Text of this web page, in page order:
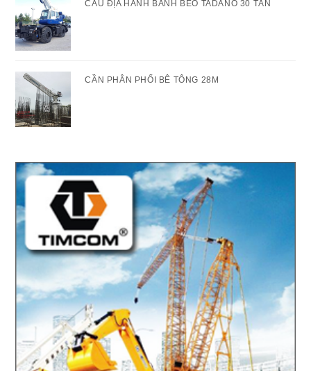
CẨU ĐỊA HÀNH BÁNH BÉO TADANO 30 TẤN
CẦN PHÂN PHỐI BÊ TÔNG 28M